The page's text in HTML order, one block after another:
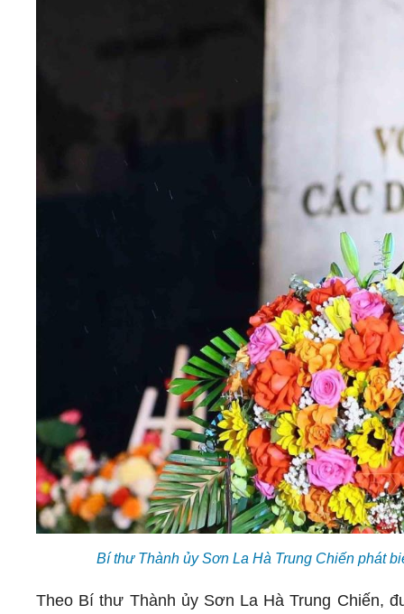
Bí thư Thành ủy Sơn La Hà Trung Chiến phát
Theo Bí thư Thành ủy Sơn La Hà Trung Chiến,